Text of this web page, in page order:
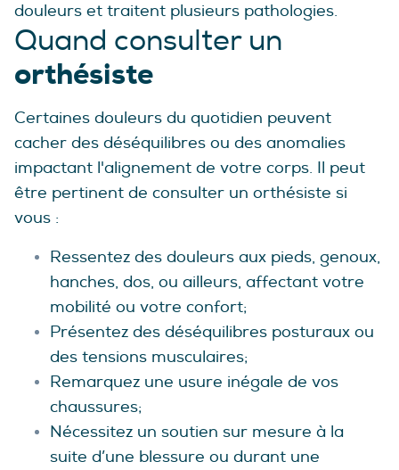
douleurs et traitent plusieurs pathologies.
Quand consulter un
orthésiste
Certaines douleurs du quotidien peuvent
cacher des déséquilibres ou des anomalies
impactant l'alignement de votre corps. Il peut
être pertinent de consulter un orthésiste si
vous :
Ressentez des douleurs aux pieds, genoux,
hanches, dos, ou ailleurs, affectant votre
mobilité ou votre confort;
Présentez des déséquilibres posturaux ou
des tensions musculaires;
Remarquez une usure inégale de vos
chaussures;
Nécessitez un soutien sur mesure à la
suite d’une blessure ou durant une